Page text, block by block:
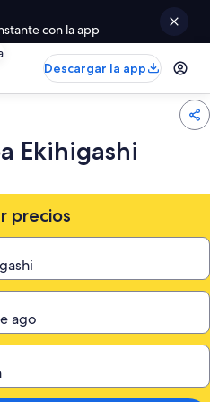
con la app
Descargar la app
Ekihigashi
precios